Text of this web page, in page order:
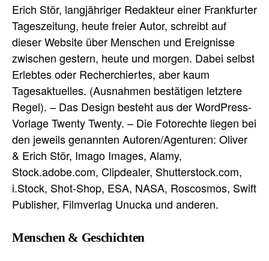
Erich Stör, langjähriger Redakteur einer Frankfurter
Tageszeitung, heute freier Autor, schreibt auf
dieser Website über Menschen und Ereignisse
zwischen gestern, heute und morgen. Dabei selbst
Erlebtes oder Recherchiertes, aber kaum
Tagesaktuelles. (Ausnahmen bestätigen letztere
Regel). – Das Design besteht aus der WordPress-
Vorlage Twenty Twenty. – Die Fotorechte liegen bei
den jeweils genannten Autoren/Agenturen: Oliver
& Erich Stör, Imago Images, Alamy,
Stock.adobe.com, Clipdealer, Shutterstock.com,
i.Stock, Shot-Shop, ESA, NASA, Roscosmos, Swift
Publisher, Filmverlag Unucka und anderen.
Menschen & Geschichten